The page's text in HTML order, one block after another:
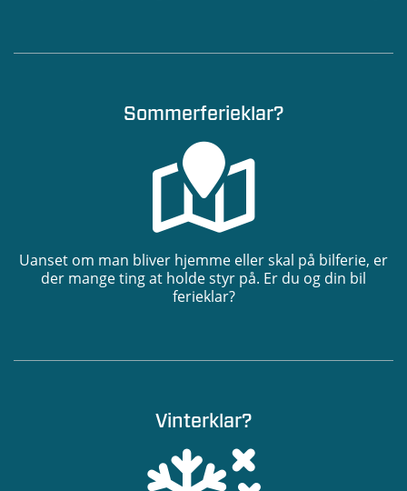
Sommerferieklar?
Uanset om man bliver hjemme eller skal på bilferie, er
der mange ting at holde styr på. Er du og din bil
ferieklar?
Vinterklar?